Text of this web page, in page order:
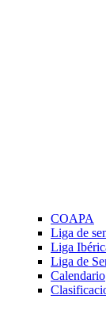
COAPA
Liga de
Liga
Liga de
Calendario